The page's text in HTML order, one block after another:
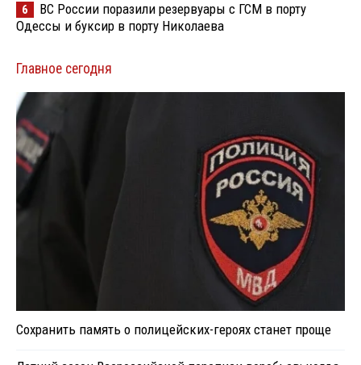
6
ВС России поразили резервуары с ГСМ в порту
Одессы и буксир в порту Николаева
Главное сегодня
Сохранить память о полицейских-героях станет проще